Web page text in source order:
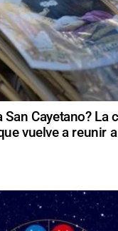
San Cayetano? La
vuelve a reunir